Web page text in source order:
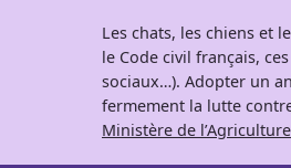
Les chats, les chiens et
le Code civil français,
sociaux…). Adopter un
fermement la lutte
Ministère de l’Agriculture